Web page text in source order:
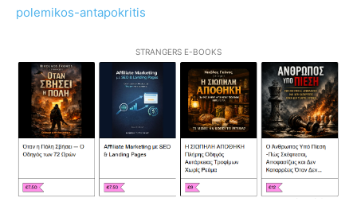
polemikos-antapokritis
STRANGERS E-BOOKS